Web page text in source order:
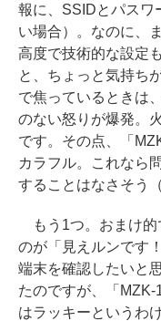
報に、SSIDとパスワ
い場合）。なのに、
高度で技術的な設定
と、ちょっと気持ち
で焦っているときは
のない怒りが爆発。
です。その点、「
カラフル。これなら
することはなさそう（
もう1つ。おまけ的
のが「見えルンです
端末を確認したいと
たのですが、「
はラッキーというわ